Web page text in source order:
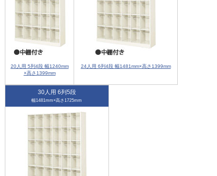
20人用 5列4段 幅1240mm
×高さ1399mm
24人用 6列4段 幅1481mm×高さ1399mm
30人用 6列5段
幅1481mm×高さ1725mm